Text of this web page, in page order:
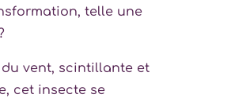
telle une
du vent, scintillante et
cet insecte se